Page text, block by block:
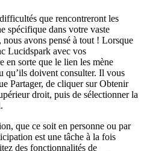
que rencontreront les
spécifique dans votre vaste
avons pensé à tout ! Lorsque
Lucidspark avec vos
en sorte que le lien les mène
qu’ils doivent consulter. Il vous
Partager, de cliquer sur Obtenir
droit, puis de sélectionner la
que ce soit en personne ou par
est une tâche à la fois
des fonctionnalités de